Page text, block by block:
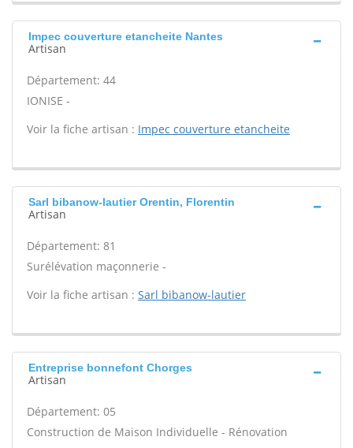
Impec couverture etancheite Nantes
Artisan
Département: 44
IONISE -
Voir la fiche artisan : Impec couverture etancheite
Sarl bibanow-lautier Orentin, Florentin
Artisan
Département: 81
Surélévation maçonnerie -
Voir la fiche artisan : Sarl bibanow-lautier
Entreprise bonnefont Chorges
Artisan
Département: 05
Construction de Maison Individuelle - Rénovation